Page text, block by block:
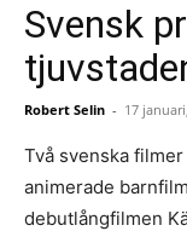
Svensk
Robert Selin - 17
Två svenska
animerade
debutlångfilmen